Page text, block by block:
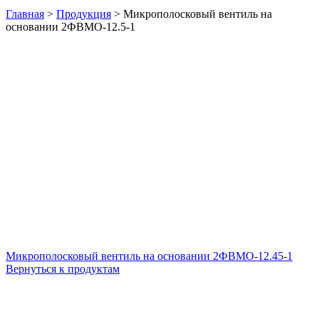
Главная > Продукция > Микрополосковый вентиль на
основании 2ФВМO-12.5-1
Микрополосковый вентиль на основании 2ФВМO-12.45-1
Вернуться к продуктам